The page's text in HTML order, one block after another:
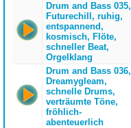
Drum and Bass 035,
Futurechill, ruhig,
entspannend,
kosmisch, Flöte,
schneller Beat,
Orgelklang
Drum and Bass 036,
Dreamygleam,
schnelle Drums,
verträumte Töne,
fröhlich-
abenteuerlich